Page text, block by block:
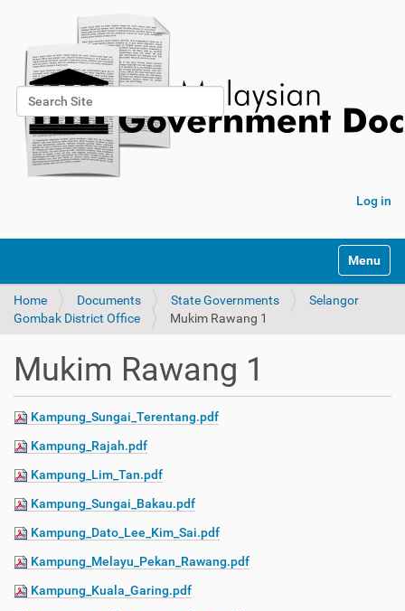
Search Site
Advanced Search…
Log in
Toggle
Home Documents State Governments
Selangor
Gombak District Office
Mukim Rawang 1
Mukim Rawang 1
Kampung_Sungai_Terentang.pdf
Kampung_Rajah.pdf
Kampung_Lim_Tan.pdf
Kampung_Sungai_Bakau.pdf
Kampung_Dato_Lee_Kim_Sai.pdf
Kampung_Melayu_Pekan_Rawang.pdf
Kampung_Kuala_Garing.pdf